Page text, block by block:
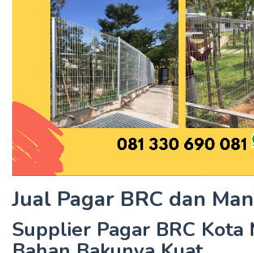
Jual Pagar BRC dan
Supplier Pagar BRC Kota